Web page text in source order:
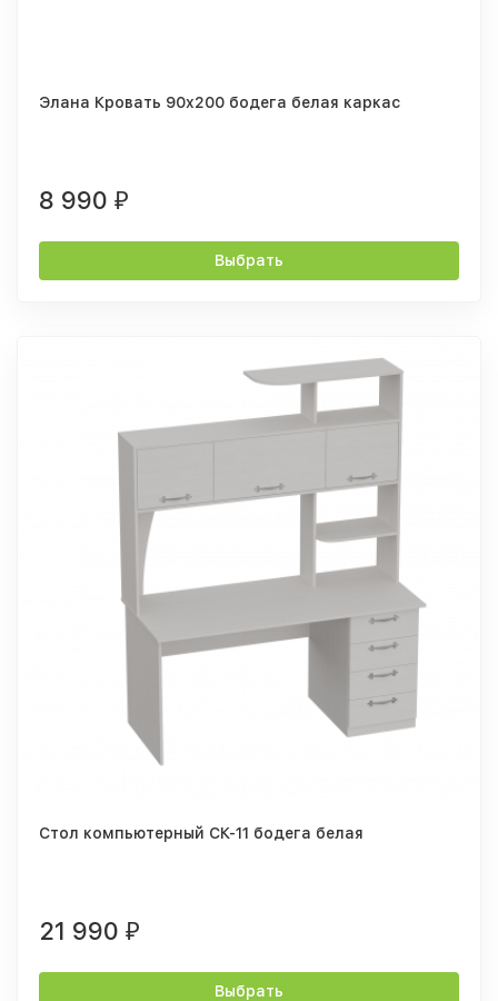
Элана Кровать 90x200 бодега белая каркас
8 990 ₽
Выбрать
Стол компьютерный СК-11 бодега белая
21 990 ₽
Выбрать